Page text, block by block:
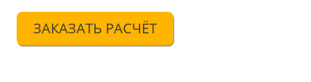
ЗАКАЗАТЬ РАСЧЁТ